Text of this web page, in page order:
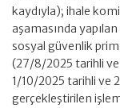
kaydıyla); ihale
aşamasında
sosyal güvenlik
(27/8/2025 tarihli ve
1/10/2025 tarihli ve
gerçekleştirilen